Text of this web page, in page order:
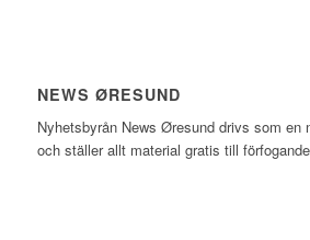
NEWS ØRESUND
Nyhetsbyrån News Øresund drivs som en
och ställer allt material gratis till